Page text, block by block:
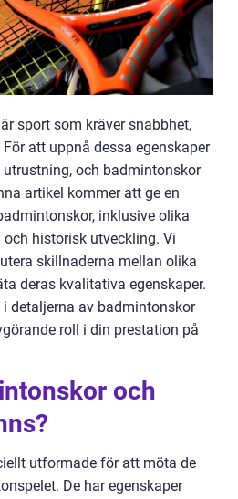
sport som kräver snabbhet,
att uppnå dessa egenskaper
och badmintonskor
artikel kommer att ge en
inklusive olika
historisk utveckling. Vi
skillnaderna mellan olika
deras kvalitativa egenskaper.
detaljerna av badmintonskor
roll i din prestation på
och
utformade för att möta de
De har egenskaper